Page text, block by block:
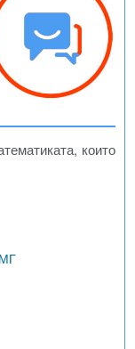
които